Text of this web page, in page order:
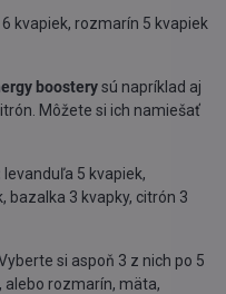
kvapiek, rozmarín 5 kvapiek
boosterysú napríklad aj
Môžete si ich namiešať
levanduľa 5 kvapiek,
bazalka 3 kvapky, citrón 3
si aspoň 3 z nich po 5
alebo rozmarín, mäta,